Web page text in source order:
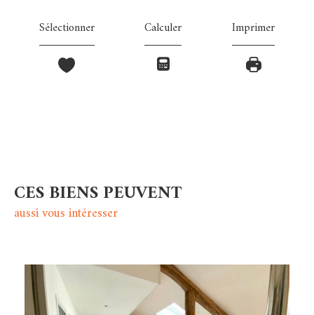
Sélectionner Calculer Imprimer
CES BIENS PEUVENT
aussi vous intéresser